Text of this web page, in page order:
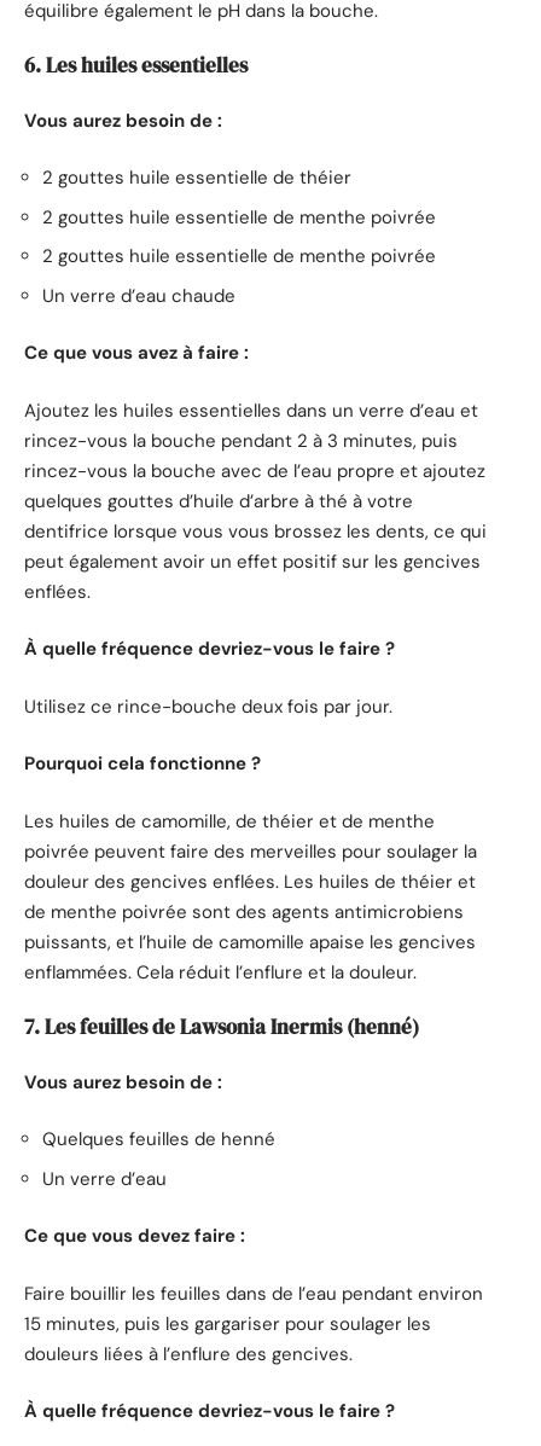
équilibre également le pH dans la bouche.
6. Les huiles essentielles
Vous aurez besoin de :
2 gouttes huile essentielle de théier
2 gouttes huile essentielle de menthe poivrée
2 gouttes huile essentielle de menthe poivrée
Un verre d’eau chaude
Ce que vous avez à faire :
Ajoutez les huiles essentielles dans un verre d’eau et
rincez-vous la bouche pendant 2 à 3 minutes, puis
rincez-vous la bouche avec de l’eau propre et ajoutez
quelques gouttes d’huile d’arbre à thé à votre
dentifrice lorsque vous vous brossez les dents, ce qui
peut également avoir un effet positif sur les gencives
enflées.
À quelle fréquence devriez-vous le faire ?
Utilisez ce rince-bouche deux fois par jour.
Pourquoi cela fonctionne ?
Les huiles de camomille, de théier et de menthe
poivrée peuvent faire des merveilles pour soulager la
douleur des gencives enflées. Les huiles de théier et
de menthe poivrée sont des agents antimicrobiens
puissants, et l’huile de camomille apaise les gencives
enflammées. Cela réduit l’enflure et la douleur.
7. Les feuilles de Lawsonia Inermis (henné)
Vous aurez besoin de :
Quelques feuilles de henné
Un verre d’eau
Ce que vous devez faire :
Faire bouillir les feuilles dans de l’eau pendant environ
15 minutes, puis les gargariser pour soulager les
douleurs liées à l’enflure des gencives.
À quelle fréquence devriez-vous le faire ?